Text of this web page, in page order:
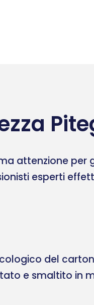
attenzione per
esperti
del
e smaltito in